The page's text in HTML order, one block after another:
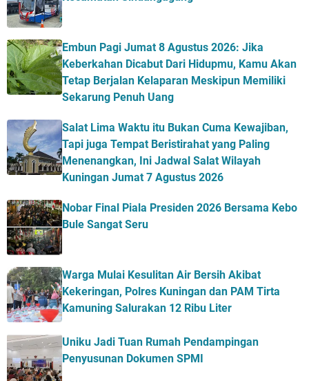
Embun Pagi Jumat 8 Agustus 2026: Jika
Keberkahan Dicabut Dari Hidupmu, Kamu Akan
Tetap Berjalan Kelaparan Meskipun Memiliki
Sekarung Penuh Uang
Salat Lima Waktu itu Bukan Cuma Kewajiban,
Tapi juga Tempat Beristirahat yang Paling
Menenangkan, Ini Jadwal Salat Wilayah
Kuningan Jumat 7 Agustus 2026
Nobar Final Piala Presiden 2026 Bersama Kebo
Bule Sangat Seru
Warga Mulai Kesulitan Air Bersih Akibat
Kekeringan, Polres Kuningan dan PAM Tirta
Kamuning Salurakan 12 Ribu Liter
Uniku Jadi Tuan Rumah Pendampingan
Penyusunan Dokumen SPMI